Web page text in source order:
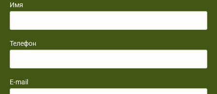
Имя
Телефон
E-mail